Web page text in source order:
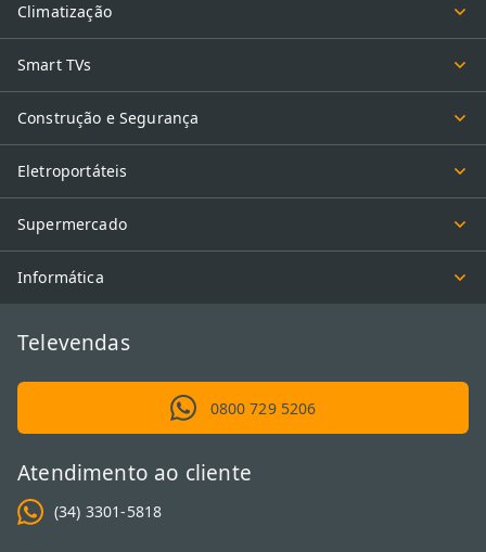
Climatização
Smart TVs
Construção e Segurança
Eletroportáteis
Supermercado
Informática
Televendas
0800 729 5206
Atendimento ao cliente
(34) 3301-5818